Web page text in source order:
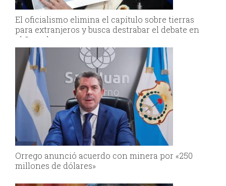
El oficialismo elimina el capítulo sobre tierras
para extranjeros y busca destrabar el debate en
el Senado
Orrego anunció acuerdo con minera por «250
millones de dólares»